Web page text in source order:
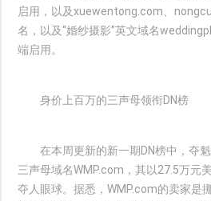
启用，以及xuewentong.com、
名，以及“婚纱摄影”英文域名
端启用。
身价上百万的三声母领衔DN榜
在本周更新的新一期DN榜中，夺魁
三声母域名WMP.com，其以27.5万元
夺人眼球。据悉，WMP.com的卖家是